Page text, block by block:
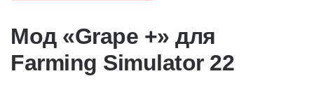
Мод «Grape +» для
Farming Simulator 22